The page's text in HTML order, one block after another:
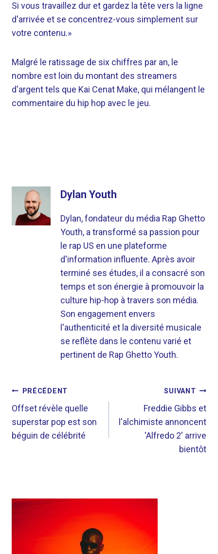
Si vous travaillez dur et gardez la tête vers la ligne
d'arrivée et se concentrez-vous simplement sur
votre contenu.»
Malgré le ratissage de six chiffres par an, le
nombre est loin du montant des streamers
d'argent tels que Kai Cenat Make, qui mélangent le
commentaire du hip hop avec le jeu.
Dylan Youth
Dylan, fondateur du média Rap Ghetto
Youth, a transformé sa passion pour
le rap US en une plateforme
d'information influente. Après avoir
terminé ses études, il a consacré son
temps et son énergie à promouvoir la
culture hip-hop à travers son média.
Son engagement envers
l'authenticité et la diversité musicale
se reflète dans le contenu varié et
pertinent de Rap Ghetto Youth.
NAVIGATION
DE
L’ARTICLE
PRÉCÉDENT
Offset révèle quelle
superstar pop est son
béguin de célébrité
SUIVANT
Freddie Gibbs et
l'alchimiste annoncent
'Alfredo 2' arrive
bientôt